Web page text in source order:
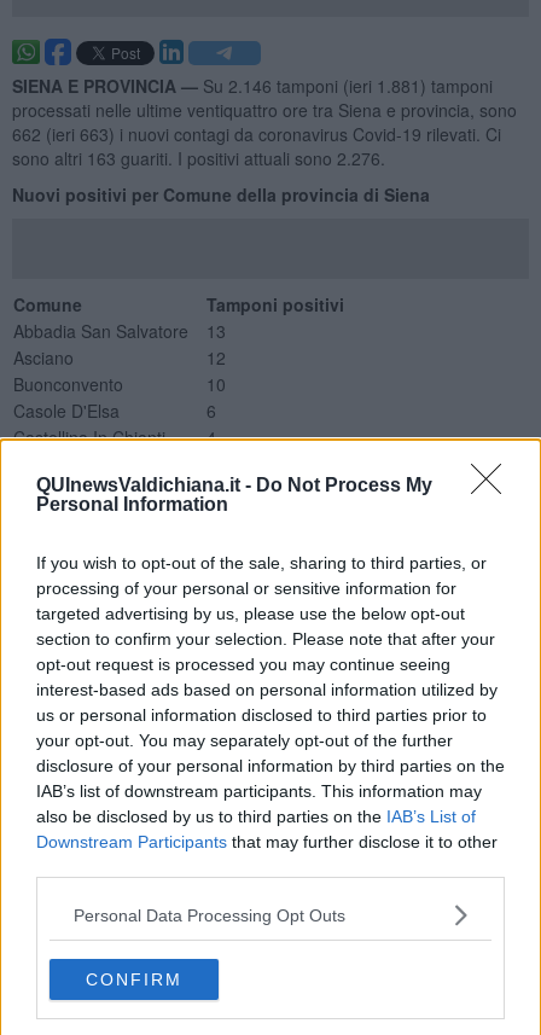
QUInewsValdichiana.it - Do Not Process My
Personal Information
If you wish to opt-out of the sale, sharing to third parties, or
processing of your personal or sensitive information for
targeted advertising by us, please use the below opt-out
section to confirm your selection. Please note that after your
opt-out request is processed you may continue seeing
interest-based ads based on personal information utilized by
us or personal information disclosed to third parties prior to
your opt-out. You may separately opt-out of the further
disclosure of your personal information by third parties on the
IAB’s list of downstream participants. This information may
also be disclosed by us to third parties on the IAB’s List of
Downstream Participants that may further disclose it to other
Personal Data Processing Opt Outs
CONFIRM
SIENA E PROVINCIA — Su 2.146 tamponi (ieri 1.881) tamponi
processati nelle ultime ventiquattro ore tra Siena e provincia, sono
662 (ieri 663) i nuovi contagi da coronavirus Covid-19 rilevati. Ci
sono altri 163 guariti. I positivi attuali sono 2.276.
Nuovi positivi per Comune della provincia di Siena
Comune
Tamponi positivi
Abbadia San Salvatore
13
Asciano
12
Buonconvento
10
Casole D'Elsa
6
Castellina In Chianti
4
Castiglione D'Orcia
6
Cetona
8
Chiusdino
2
Chiusi
19
Colle Di Val D'Elsa
42
Gaiole In Chianti
4
Montalcino
8
Montepulciano
27
Monteriggioni
34
Monteroni D'Arbia
Monticiano
Murlo
6
Piancastagnaio
2
Radda In Chianti
1
Radicofani
2
Rapolano Terme
San Casciano Dei Bagni 3
San Gimignano
9